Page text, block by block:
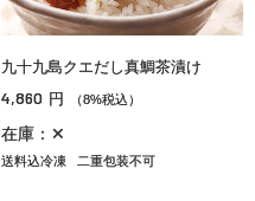
九十九島クエだし真鯛茶漬け
4,860 円 （8%税込）
在庫：✕
送料込冷凍 二重包装不可